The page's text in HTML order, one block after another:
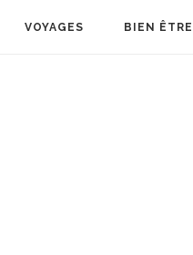
VOYAGES BIEN ÊTRE